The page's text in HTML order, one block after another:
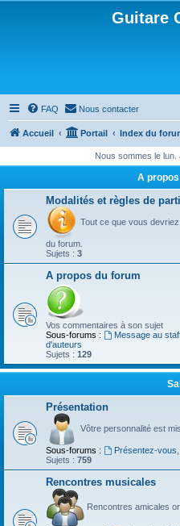
Guitare
FAQ Nous contacter
Accueil Portail Index du
Nous sommes le lun.
A
Modalités et règles de
Tout ce que vous
du forum.
Sujets : 3
A propos du forum
Vos commentaires à son sujet
Sous-forums :
Message au
d'auteurs
Sujets : 129
Présentation
Vôtre personnalité est
Sous-forums : Présentez-vous
Sujets : 759
Rencontres musicales
Rencontres amicales